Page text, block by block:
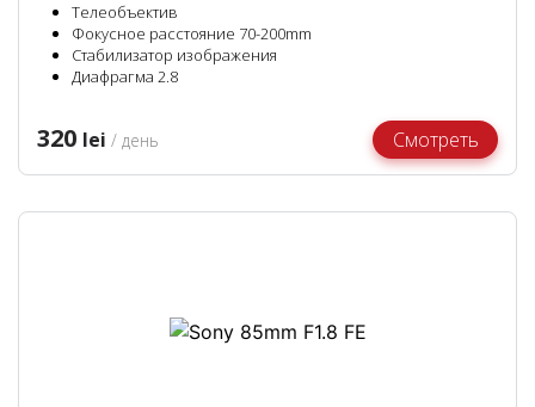
Телеобъектив
Фокусное расстояние 70-200mm
Стабилизатор изображения
Диафрагма 2.8
320 lei / день Смотреть